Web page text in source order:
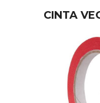
CINTA